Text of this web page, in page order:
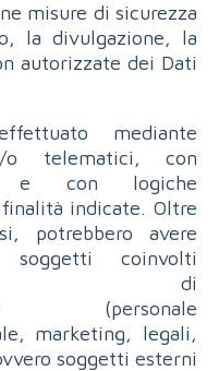
misure di sicurezza
la divulgazione, la
autorizzate dei Dati
mediante
o telematici, con
e con logiche
indicate. Oltre
potrebbero avere
coinvolti
di
(personale
marketing, legali,
soggetti esterni